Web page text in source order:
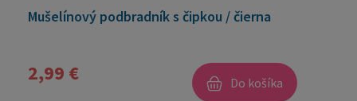
Mušelínový podbradník s čipkou / čierna
2,99 € Do košíka